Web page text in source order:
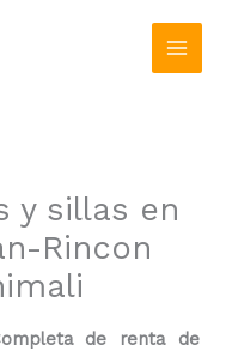
y sillas en
Rincon
de renta de